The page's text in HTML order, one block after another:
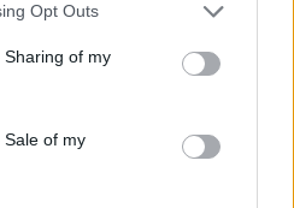
Opt Outs
of my
of my
le piccole e medie imprese
MedioCredito Centrale S.p.A.